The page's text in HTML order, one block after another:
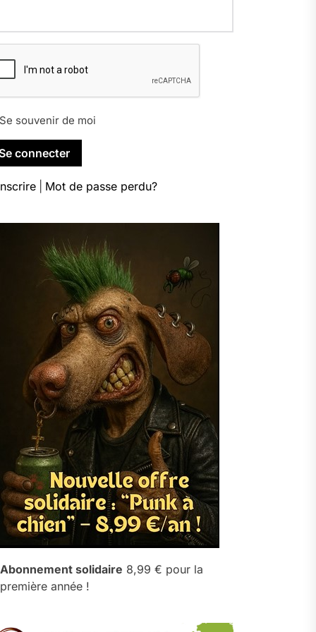
souvenir de moi
Mot de passe perdu?
Abonnement solidaire 8,99 € pour la
première année !